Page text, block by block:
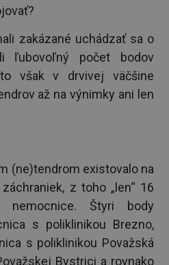
zakázané uchádzať sa o
ľubovoľný počet bodov
však v drvivej väčšine
až na výnimky ani len
(ne)tendrom existovalo na
z toho „len“ 16
nemocnice. Štyri body
s poliklinikou Brezno,
s poliklinikou Považská
Bystrici a rovnako